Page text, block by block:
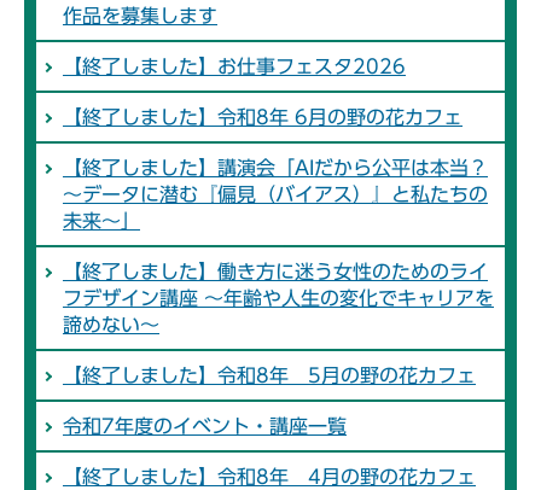
作品を募集します
【終了しました】お仕事フェスタ2026
【終了しました】令和8年 6月の野の花カフェ
【終了しました】講演会「AIだから公平は本当？
～データに潜む『偏見（バイアス）』と私たちの
未来～」
【終了しました】働き方に迷う女性のためのライ
フデザイン講座 ～年齢や人生の変化でキャリアを
諦めない～
【終了しました】令和8年 5月の野の花カフェ
令和7年度のイベント・講座一覧
【終了しました】令和8年 4月の野の花カフェ